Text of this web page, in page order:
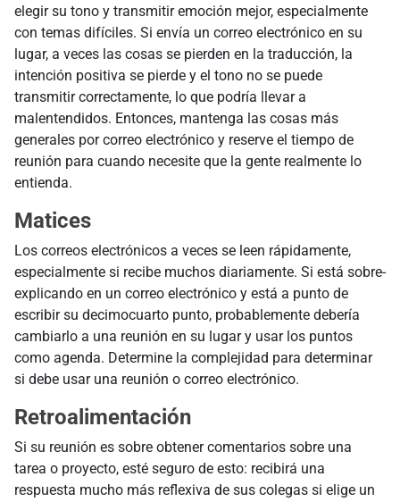
elegir su tono y transmitir emoción mejor, especialmente
con temas difíciles. Si envía un correo electrónico en su
lugar, a veces las cosas se pierden en la traducción, la
intención positiva se pierde y el tono no se puede
transmitir correctamente, lo que podría llevar a
malentendidos. Entonces, mantenga las cosas más
generales por correo electrónico y reserve el tiempo de
reunión para cuando necesite que la gente realmente lo
entienda.
Matices
Los correos electrónicos a veces se leen rápidamente,
especialmente si recibe muchos diariamente. Si está sobre-
explicando en un correo electrónico y está a punto de
escribir su decimocuarto punto, probablemente debería
cambiarlo a una reunión en su lugar y usar los puntos
como agenda. Determine la complejidad para determinar
si debe usar una reunión o correo electrónico.
Retroalimentación
Si su reunión es sobre obtener comentarios sobre una
tarea o proyecto, esté seguro de esto: recibirá una
respuesta mucho más reflexiva de sus colegas si elige un